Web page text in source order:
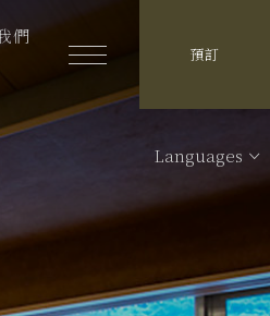
們
預訂
Languages